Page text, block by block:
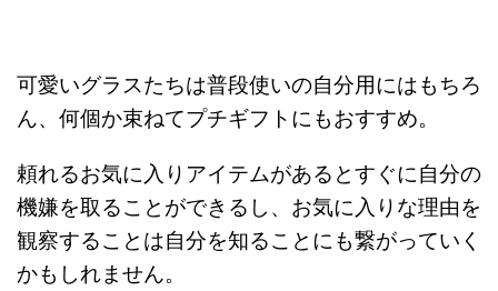
可愛いグラスたちは普段使いの自分用にはもちろ
ん、何個か束ねてプチギフトにもおすすめ。
頼れるお気に入りアイテムがあるとすぐに自分の
機嫌を取ることができるし、お気に入りな理由を
観察することは自分を知ることにも繋がっていく
かもしれません。